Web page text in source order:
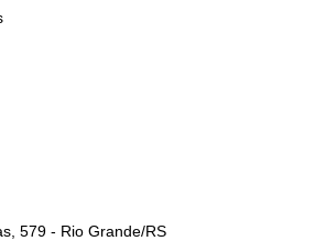
579 - Rio Grande/RS